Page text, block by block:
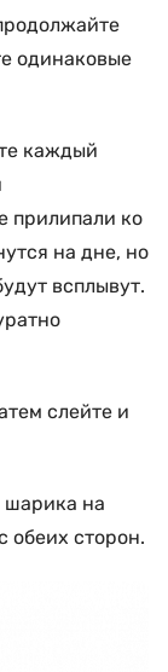
одинаковые
каждый
прилипали ко
на дне, но
всплывут.
слейте и
шарика на
обеих сторон.